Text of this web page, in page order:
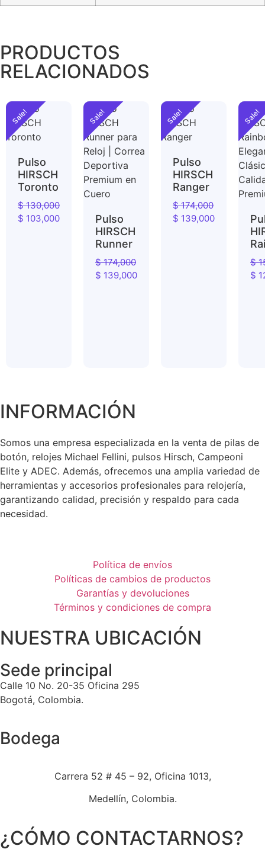
PRODUCTOS
RELACIONADOS
Sale!
Pulso
HIRSCH
Toronto
$130,000
$ 103,000
Sale!
Pulso
HIRSCH
Runner
$174,000
$ 139,000
Sale!
Pulso
HIRSCH
Ranger
$174,000
$ 139,000
Sale!
$
$
INFORMACIÓN
Somos una empresa especializada en la venta de pilas de
botón, relojes Michael Fellini, pulsos Hirsch, Campeoni
Elite y ADEC. Además, ofrecemos una amplia variedad de
herramientas y accesorios profesionales para relojería,
garantizando calidad, precisión y respaldo para cada
necesidad.
Política de envíos
Políticas de cambios de productos
Garantías y devoluciones
Términos y condiciones de compra
NUESTRA UBICACIÓN
Sede principal
Calle 10 No. 20-35 Oficina 295
Bogotá, Colombia.
Bodega
Carrera 52 # 45 – 92, Oficina 1013,
Medellín, Colombia.
¿CÓMO CONTACTARNOS?